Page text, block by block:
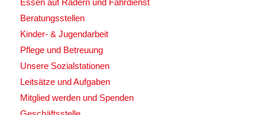
Beratungsstellen
Kinder- & Jugendarbeit
Pflege und Betreuung
Unsere Sozialstationen
Leitsätze und Aufgaben
Mitglied werden und Spenden